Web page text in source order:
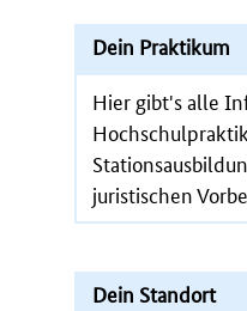
Dein Praktikum
Hier gibt's alle
juristischen
Dein Standort